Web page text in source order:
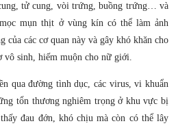
tử cung, vòi trứng, buồng trứng… và
mụn thịt ở vùng kín có thể làm ảnh
của các cơ quan này và gây khó khăn cho
vô sinh, hiếm muộn cho nữ giới.
qua đường tình dục, các virus, vi khuẩn
tổn thương nghiêm trọng ở khu vực bị
đau đớn, khó chịu mà còn có thể lây